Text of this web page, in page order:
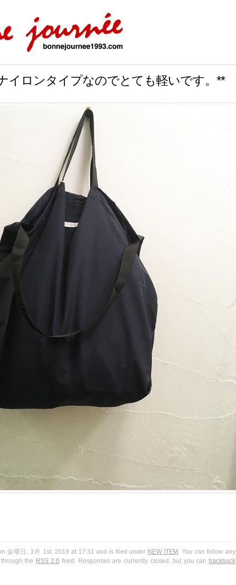
イロンタイプなのでとても軽いです。**
金曜日, 3月 1st, 2019 at 17:31 and is filed under NEW ITEM . You can follow any
the RSS 2.0 feed. Responses are currently closed, but you can trackback